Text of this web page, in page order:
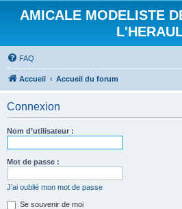
AMICALE MODELISTE
FAQ
Accueil Accueil du forum
Connexion
Nom d’utilisateur :
Mot de passe :
J’ai oublié mon mot de passe
Se souvenir de moi